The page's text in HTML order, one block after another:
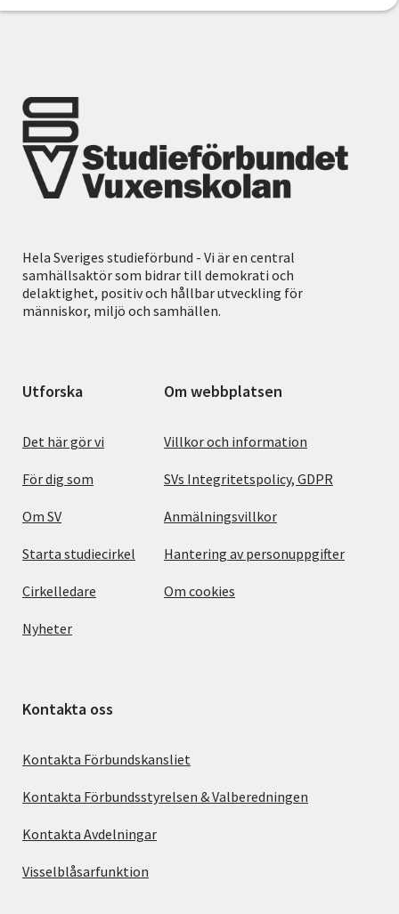
Hela Sveriges studieförbund - Vi är en central
samhällsaktör som bidrar till demokrati och
delaktighet, positiv och hållbar utveckling för
människor, miljö och samhällen.
Utforska
Det här gör vi
För dig som
Om SV
Starta studiecirkel
Cirkelledare
Nyheter
Om webbplatsen
Villkor och information
SVs Integritetspolicy, GDPR
Anmälningsvillkor
Hantering av personuppgifter
Om cookies
Kontakta oss
Kontakta Förbundskansliet
Kontakta Förbundsstyrelsen & Valberedningen
Kontakta Avdelningar
Visselblåsarfunktion